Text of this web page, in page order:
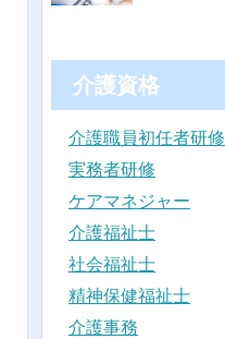
介護資格
介護職員初任者研修
実務者研修
ケアマネジャー
介護福祉士
社会福祉士
精神保健福祉士
介護事務